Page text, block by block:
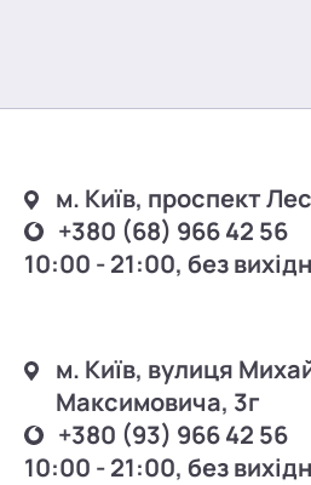
м. Київ, проспект
+380 (68) 966 42 56
10:00 - 21:00, без
м. Київ, вулиця
Максимовича, 3г
+380 (93) 966 42 56
10:00 - 21:00, без